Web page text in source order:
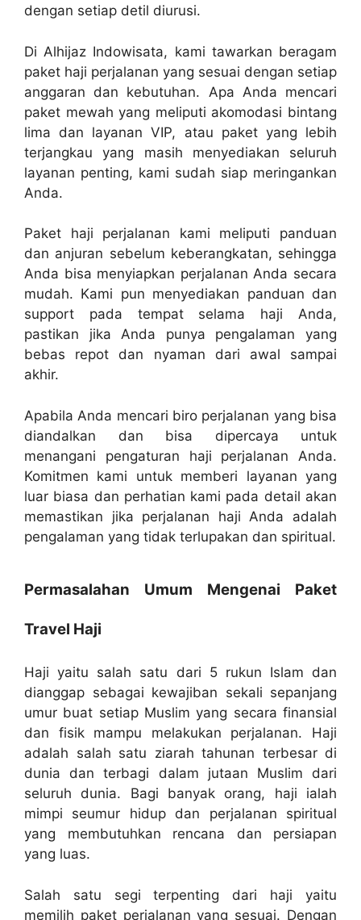
dengan setiap detil diurusi.
Di Alhijaz Indowisata, kami tawarkan beragam
paket haji perjalanan yang sesuai dengan setiap
anggaran dan kebutuhan. Apa Anda mencari
paket mewah yang meliputi akomodasi bintang
lima dan layanan VIP, atau paket yang lebih
terjangkau yang masih menyediakan seluruh
layanan penting, kami sudah siap meringankan
Anda.
Paket haji perjalanan kami meliputi panduan
dan anjuran sebelum keberangkatan, sehingga
Anda bisa menyiapkan perjalanan Anda secara
mudah. Kami pun menyediakan panduan dan
support pada tempat selama haji Anda,
pastikan jika Anda punya pengalaman yang
bebas repot dan nyaman dari awal sampai
akhir.
Apabila Anda mencari biro perjalanan yang bisa
diandalkan dan bisa dipercaya untuk
menangani pengaturan haji perjalanan Anda.
Komitmen kami untuk memberi layanan yang
luar biasa dan perhatian kami pada detail akan
memastikan jika perjalanan haji Anda adalah
pengalaman yang tidak terlupakan dan spiritual.
Permasalahan Umum Mengenai Paket
Travel Haji
Haji yaitu salah satu dari 5 rukun Islam dan
dianggap sebagai kewajiban sekali sepanjang
umur buat setiap Muslim yang secara finansial
dan fisik mampu melakukan perjalanan. Haji
adalah salah satu ziarah tahunan terbesar di
dunia dan terbagi dalam jutaan Muslim dari
seluruh dunia. Bagi banyak orang, haji ialah
mimpi seumur hidup dan perjalanan spiritual
yang membutuhkan rencana dan persiapan
yang luas.
Salah satu segi terpenting dari haji yaitu
memilih paket perjalanan yang sesuai. Dengan